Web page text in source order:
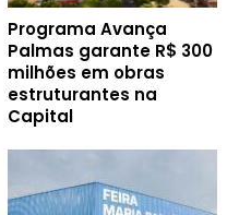
Programa Avança
Palmas garante R$ 300
milhões em obras
estruturantes na
Capital